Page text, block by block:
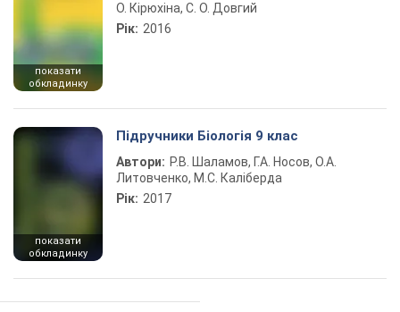
показати
обкладинку
О. Кірюхіна, С. О. Довгий
Рік: 2016
показати
обкладинку
Підручники Біологія 9 клас
Автори: Р.В. Шаламов, Г.А. Носов, О.А.
Литовченко, М.С. Каліберда
Рік: 2017